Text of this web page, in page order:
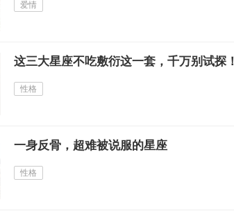
爱情
这三大星座不吃敷衍这一套，千万别试探！
性格
一身反骨，超难被说服的星座
性格